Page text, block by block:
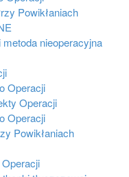
Powikłaniach
nieoperacyjna
Operacji
Operacji
Operacji
Powikłaniach